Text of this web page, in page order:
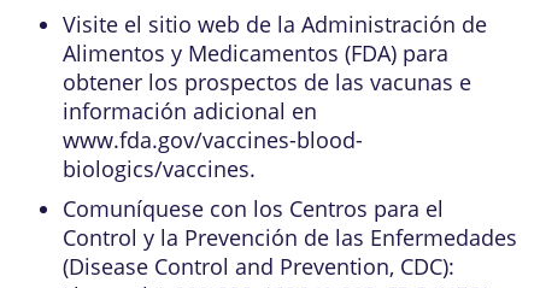
Visite el sitio web de la Administración de
Alimentos y Medicamentos (FDA) para
obtener los prospectos de las vacunas e
información adicional en
www.fda.gov/vaccines-blood-
biologics/vaccines.
Comuníquese con los Centros para el
Control y la Prevención de las Enfermedades
(Disease Control and Prevention, CDC):